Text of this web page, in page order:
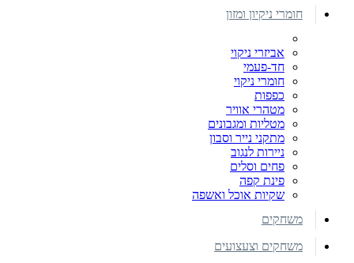
חומרי ניקיון ומזון
אביזרי ניקוי
חד-פעמי
חומרי ניקוי
כפפות
מטהרי אוויר
מטליות ומגבונים
מתקני נייר וסבון
ניירות לנגוב
פחים וסלים
פינת קפה
שקיות אוכל ואשפה
משחקים
משחקים וצעצועים